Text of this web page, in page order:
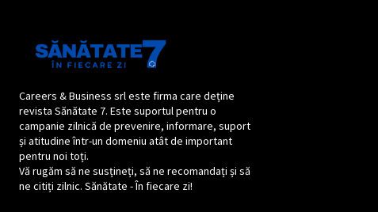
Careers & Business srl este firma care deține
revista Sănătate 7. Este suportul pentru o
campanie zilnică de prevenire, informare, suport
și atitudine într-un domeniu atât de important
pentru noi toți.
Vă rugăm să ne susțineți, să ne recomandați și să
ne citiți zilnic. Sănătate - În fiecare zi!